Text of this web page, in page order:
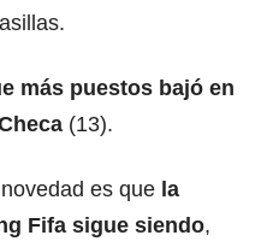
más puestos bajó en
(13).
es que la
Fifa sigue siendo,